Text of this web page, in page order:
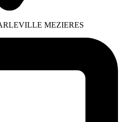
MEZIERES